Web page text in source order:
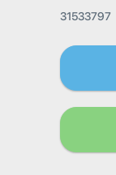
31533797